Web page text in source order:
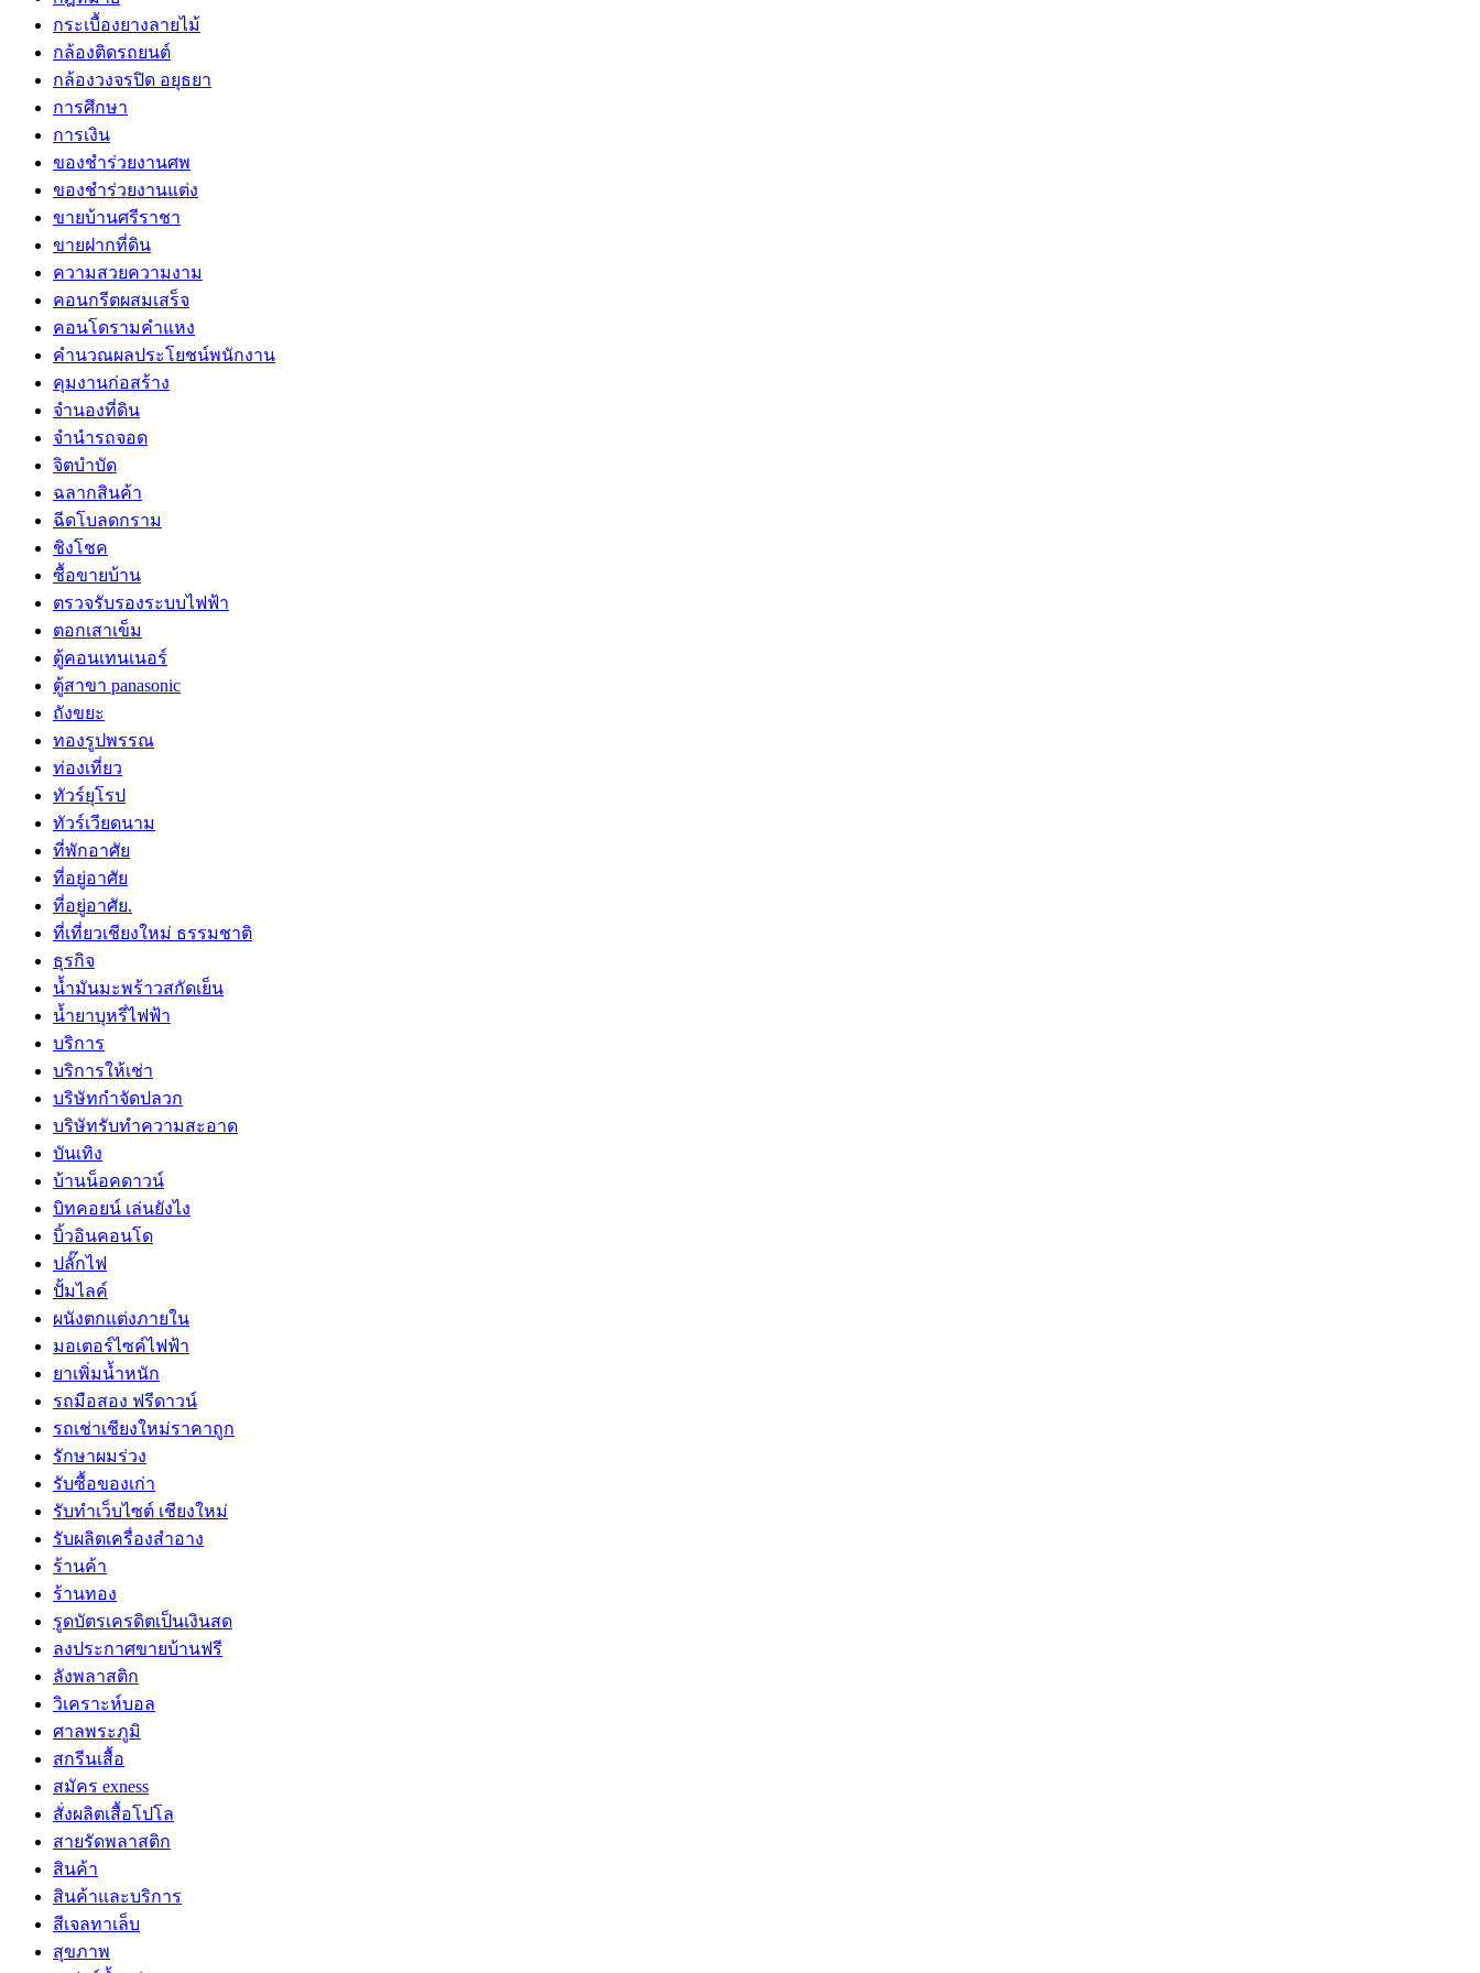
กระเบื้องยางลายไม้
กล้องติดรถยนต์
กล้องวงจรปิด อยุธยา
การศึกษา
การเงิน
ของชำร่วยงานศพ
ของชำร่วยงานแต่ง
ขายบ้านศรีราชา
ขายฝากที่ดิน
ความสวยความงาม
คอนกรีตผสมเสร็จ
คอนโดรามคำแหง
คำนวณผลประโยชน์พนักงาน
คุมงานก่อสร้าง
จำนองที่ดิน
จำนำรถจอด
จิตบำบัด
ฉลากสินค้า
ฉีดโบลดกราม
ชิงโชค
ซื้อขายบ้าน
ตรวจรับรองระบบไฟฟ้า
ตอกเสาเข็ม
ตู้คอนเทนเนอร์
ตู้สาขา panasonic
ถังขยะ
ทองรูปพรรณ
ท่องเที่ยว
ทัวร์ยุโรป
ทัวร์เวียดนาม
ที่พักอาศัย
ที่อยู่อาศัย
ที่อยู่อาศัย.
ที่เที่ยวเชียงใหม่ ธรรมชาติ
ธุรกิจ
น้ำมันมะพร้าวสกัดเย็น
น้ำยาบุหรี่ไฟฟ้า
บริการ
บริการให้เช่า
บริษัทกำจัดปลวก
บริษัทรับทำความสะอาด
บันเทิง
บ้านน็อคดาวน์
บิทคอยน์ เล่นยังไง
บิ้วอินคอนโด
ปลั๊กไฟ
ปั้มไลค์
ผนังตกแต่งภายใน
มอเตอร์ไซค์ไฟฟ้า
ยาเพิ่มน้ำหนัก
รถมือสอง ฟรีดาวน์
รถเช่าเชียงใหม่ราคาถูก
รักษาผมร่วง
รับซื้อของเก่า
รับทำเว็บไซต์ เชียงใหม่
รับผลิตเครื่องสำอาง
ร้านค้า
ร้านทอง
รูดบัตรเครดิตเป็นเงินสด
ลงประกาศขายบ้านฟรี
ลังพลาสติก
วิเคราะห์บอล
ศาลพระภูมิ
สกรีนเสื้อ
สมัคร exness
สั่งผลิตเสื้อโปโล
สายรัดพลาสติก
สินค้า
สินค้าและบริการ
สีเจลทาเล็บ
สุขภาพ